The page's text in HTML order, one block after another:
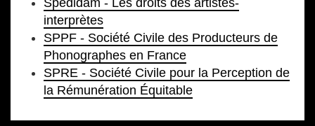
interprètes
SPPF - Société Civile des Producteurs de
Phonographes en France
SPRE - Société Civile pour la Perception de
la Rémunération Équitable